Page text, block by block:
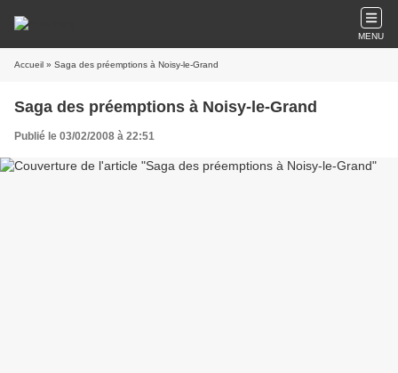
MENU
Accueil » Saga des préemptions à Noisy-le-Grand
Saga des préemptions à Noisy-le-Grand
Publié le 03/02/2008 à 22:51